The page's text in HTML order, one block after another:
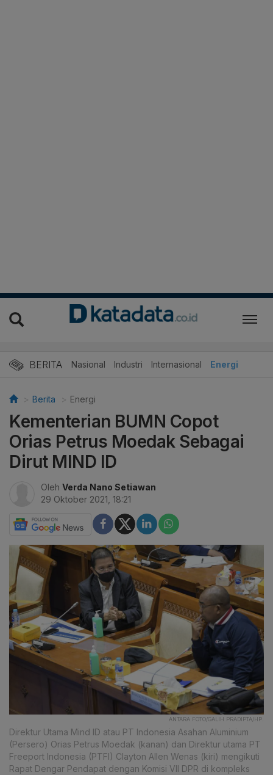
BERITA Nasional Industri Internasional Energi
Berita Energi
Kementerian BUMN Copot
Orias Petrus Moedak Sebagai
Dirut MIND ID
Oleh Verda Nano Setiawan
29 Oktober 2021, 18:21
ANTARA FOTO/GALIH PRADIPTA/HP.
Direktur Utama Mind ID atau PT Indonesia Asahan Aluminium
(Persero) Orias Petrus Moedak (kanan) dan Direktur utama PT
Freeport Indonesia (PTFI) Clayton Allen Wenas (kiri) mengikuti
Rapat Dengar Pendapat dengan Komisi VII DPR di kompleks